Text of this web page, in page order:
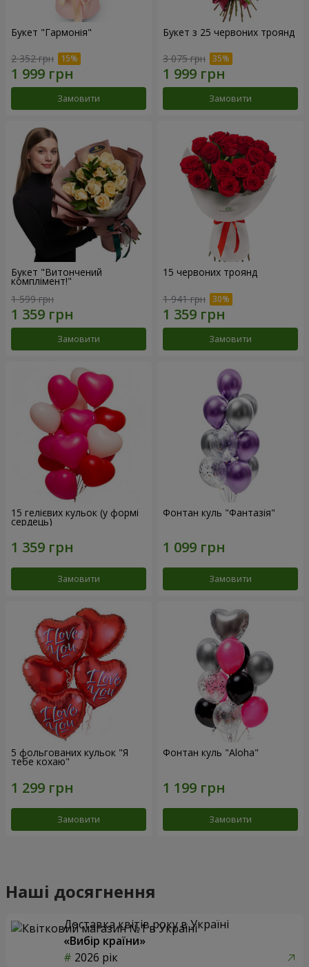
Букет "Гармонія"
2 352 грн
Замовити
Букет з 25 червоних троянд
3 075 грн
Замовити
Букет "Витончений
комплімент!"
1 599 грн
Замовити
15 червоних троянд
1 941 грн
Замовити
15 гелієвих кульок (у формі
сердець)
Замовити
Фонтан куль "Фантазія"
Замовити
5 фольгованих кульок "Я
тебе кохаю"
Замовити
Фонтан куль "Aloha"
Замовити
Наші досягнення
Доставка квітів року в Україні
«Вибір країни»
2026 рік